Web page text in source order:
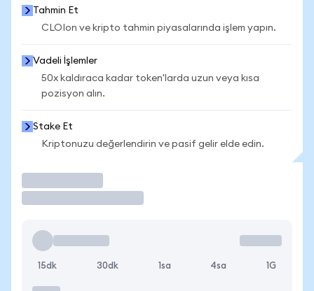
Tahmin Et
CLOIon ve kripto tahmin piyasalarında işlem yapın.
Vadeli İşlemler
50x kaldıraca kadar token'larda uzun veya kısa
pozisyon alın.
Stake Et
Kriptonuzu değerlendirin ve pasif gelir elde edin.
15dk 30dk 1sa 4sa 1G